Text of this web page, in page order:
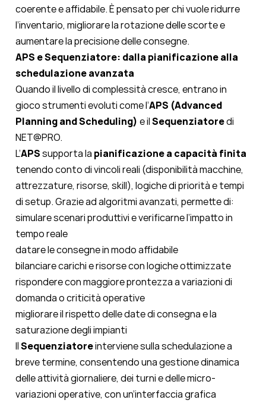
coerente e affidabile. È pensato per chi vuole ridurre
l’inventario, migliorare la rotazione delle scorte e
aumentare la precisione delle consegne.
APS e Sequenziatore: dalla pianificazione alla
schedulazione avanzata
Quando il livello di complessità cresce, entrano in
gioco strumenti evoluti come l’APS (Advanced
Planning and Scheduling) e ilSequenziatoredi
NET@PRO.
L’APSsupporta la pianificazione a capacità finita
tenendo conto di vincoli reali (disponibilità macchine,
attrezzature, risorse, skill), logiche di priorità e tempi
di setup. Grazie ad algoritmi avanzati, permette di:
simulare scenari produttivi e verificarne l’impatto in
tempo reale
datare le consegne in modo affidabile
bilanciare carichi e risorse con logiche ottimizzate
rispondere con maggiore prontezza a variazioni di
domanda o criticità operative
migliorare il rispetto delle date di consegna e la
saturazione degli impianti
IlSequenziatoreinterviene sulla schedulazione a
breve termine, consentendo una gestione dinamica
delle attività giornaliere, dei turni e delle micro-
variazioni operative, con un’interfaccia grafica